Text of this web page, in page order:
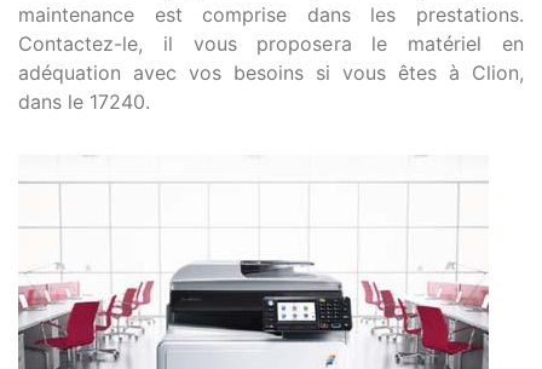
maintenance est comprise dans les prestations.
Contactez-le, il vous proposera le matériel en
adéquation avec vos besoins si vous êtes à Clion,
dans le 17240.